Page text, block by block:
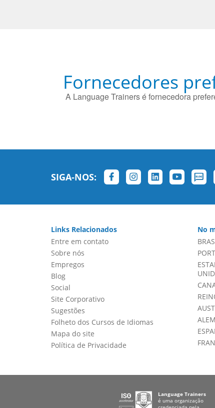
Fornecedores
A Language Trainers é fornecedora
SIGA-NOS:
Links Relacionados
Entre em contato
Sobre nós
Empregos
Blog
Social
Site Corporativo
Sugestões
Folheto dos Cursos de Idiomas
Mapa do site
Política de Privacidade
No